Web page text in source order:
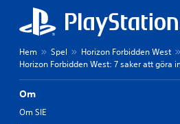
Hem Spel
Horizon Forbidden West
Horizon Forbidden West: 7 saker att göra
Om
Om SIE